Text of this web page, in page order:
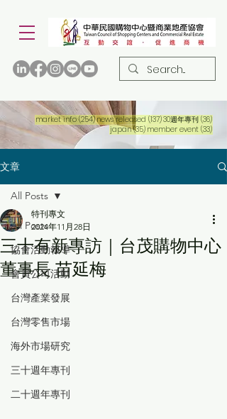
market info (254)254 篇文章
news released (137)137 篇文章
30週年專刊 (36)36 篇
japan (35)35 篇文章
member event (33)33 篇
文章
All Posts
協會活動報導
會員公司活動
台灣產業發展
台灣零售市場
海外市場研究
三十週年專刊
二十週年專刊
All Posts
三十有新專訪｜台茂購物中心
董事長 苗延梅
特刊專文
2024年11月28日